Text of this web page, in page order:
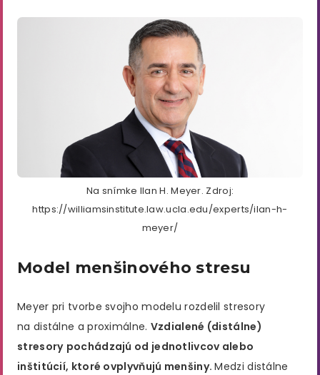
Na snímke Ilan H. Meyer. Zdroj:
https://williamsinstitute.law.ucla.edu/experts/ilan-h-
meyer/
Model menšinového stresu
Meyer pri tvorbe svojho modelu rozdelil stresory
na distálne a proximálne. Vzdialené (distálne)
stresory pochádzajú od jednotlivcov alebo
inštitúcií, ktoré ovplyvňujú menšiny.Medzi distálne